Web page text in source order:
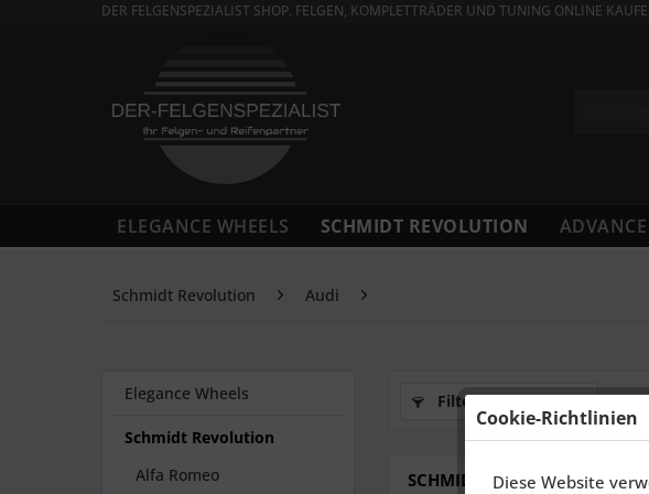
DER FELGENSPEZIALIST SHOP. FELGEN, KOMPLETTRÄDER UND TUNING ONLINE
ELEGANCE WHEELS SCHMIDT REVOLUTION
Schmidt Revolution Audi
Elegance Wheels
Schmidt Revolution
Alfa Romeo
Filtern
SCHMIDT FELGEN 21 ZOLL
Cookie-Richtlinien
Diese Website